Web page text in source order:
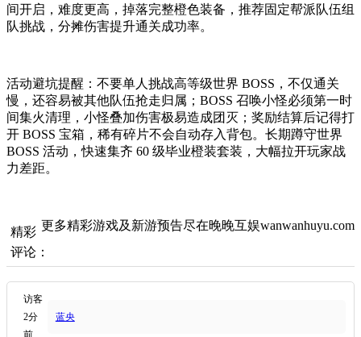
间开启，难度更高，掉落完整橙色装备，推荐固定帮派队伍组
队挑战，分摊伤害提升通关成功率。
活动避坑提醒：不要单人挑战高等级世界 BOSS，不仅通关
慢，还容易被其他队伍抢走归属；BOSS 召唤小怪必须第一时
间集火清理，小怪叠加伤害极易造成团灭；奖励结算后记得打
开 BOSS 宝箱，稀有碎片不会自动存入背包。长期蹲守世界
BOSS 活动，快速集齐 60 级毕业橙装套装，大幅拉开玩家战
力差距。
更多精彩游戏及新游预告尽在晚晚互娱wanwanhuyu.com
精彩
评论：
访客
2分
前
蓝央